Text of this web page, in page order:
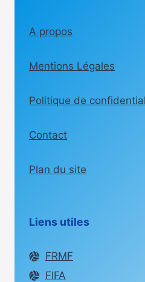
A propos
Mentions Légales
Politique de
Contact
Plan du site
Liens utiles
FRMF
FIFA